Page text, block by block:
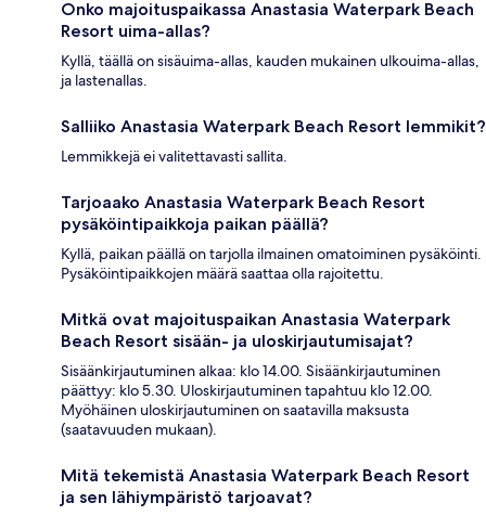
Onko majoituspaikassa Anastasia Waterpark Beach
Resort uima-allas?
Kyllä, täällä on sisäuima-allas, kauden mukainen ulkouima-allas,
ja lastenallas.
Salliiko Anastasia Waterpark Beach Resort lemmikit?
Lemmikkejä ei valitettavasti sallita.
Tarjoaako Anastasia Waterpark Beach Resort
pysäköintipaikkoja paikan päällä?
Kyllä, paikan päällä on tarjolla ilmainen omatoiminen pysäköinti.
Pysäköintipaikkojen määrä saattaa olla rajoitettu.
Mitkä ovat majoituspaikan Anastasia Waterpark
Beach Resort sisään- ja uloskirjautumisajat?
Sisäänkirjautuminen alkaa: klo 14.00. Sisäänkirjautuminen
päättyy: klo 5.30. Uloskirjautuminen tapahtuu klo 12.00.
Myöhäinen uloskirjautuminen on saatavilla maksusta
(saatavuuden mukaan).
Mitä tekemistä Anastasia Waterpark Beach Resort
ja sen lähiympäristö tarjoavat?